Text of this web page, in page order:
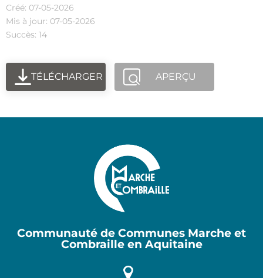
Créé: 07-05-2026
Mis à jour: 07-05-2026
Succès: 14
TÉLÉCHARGER APERÇU
Communauté de Communes Marche et
Combraille en Aquitaine